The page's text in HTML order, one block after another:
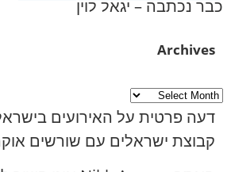
כבר נכתבה – יגאל לוין
Archives
דעה פרטית על האירועים
קבוצת ישראלים עם שורשים